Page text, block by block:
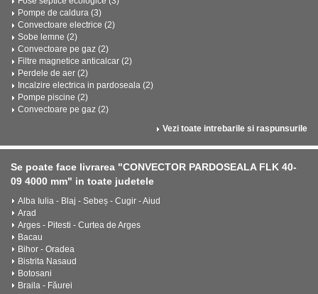
Pompe de caldura (3)
Convectoare electrice (2)
Sobe lemne (2)
Convectoare pe gaz (2)
Filtre magnetice anticalcar (2)
Perdele de aer (2)
Incalzire electrica in pardoseala (2)
Pompe piscine (2)
Convectoare pe gaz (2)
Vezi toate intrebarile si raspunsurile
Se poate face livrarea "CONVECTOR PARDOSEALA FLK 40-
09 4000 mm" in toate judetele
Alba Iulia - Blaj - Sebeș - Cugir - Aiud
Arad
Arges - Pitesti - Curtea de Arges
Bacau
Bihor - Oradea
Bistrita Nasaud
Botosani
Braila - Făurei